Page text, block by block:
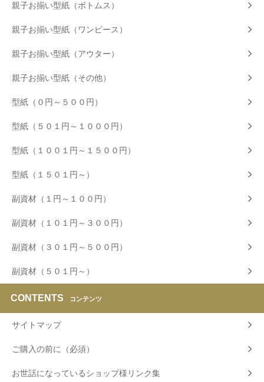
親子お揃い型紙（ボトムス）
親子お揃い型紙（ワンピース）
親子お揃い型紙（アウター）
親子お揃い型紙（その他）
型紙（０円～５００円）
型紙（５０１円～１０００円）
型紙（１００１円～１５００円）
型紙（１５０１円～）
副資材（１円～１００円）
副資材（１０１円～３００円）
副資材（３０１円～５００円）
副資材（５０１円～）
CONTENTS コンテンツ
サイトマップ
ご購入の前に（必須）
お世話になっているショップ様リンク集